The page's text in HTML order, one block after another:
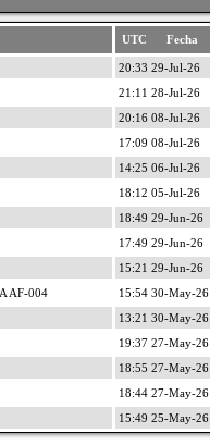
UTC Fecha
20:33 29-Jul-26
21:11 28-Jul-26
20:16 08-Jul-26
17:09 08-Jul-26
14:25 06-Jul-26
18:12 05-Jul-26
18:49 29-Jun-26
17:49 29-Jun-26
15:21 29-Jun-26
AF-004
15:54 30-May-26
13:21 30-May-26
19:37 27-May-26
18:55 27-May-26
18:44 27-May-26
15:49 25-May-26